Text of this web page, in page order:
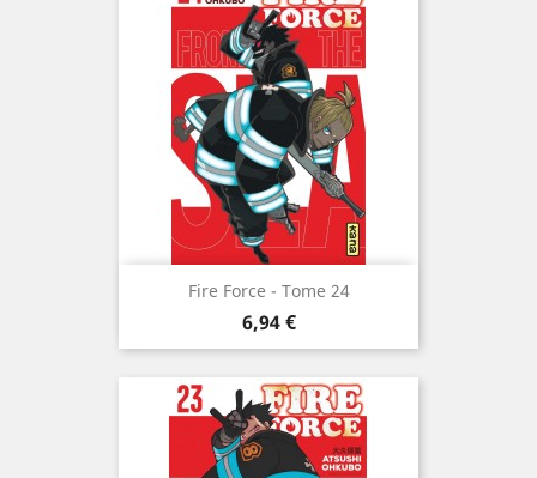
Fire Force - Tome 24
Prix
6,94 €